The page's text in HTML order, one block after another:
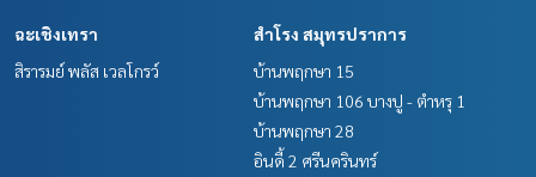
ฉะเชิงเทรา
สิรารมย์ พลัส เวลโกรว์
สำโรง สมุทรปราการ
บ้านพฤกษา 15
บ้านพฤกษา 106 บางปู - ตำหรุ 1
บ้านพฤกษา 28
อินดี้ 2 ศรีนครินทร์